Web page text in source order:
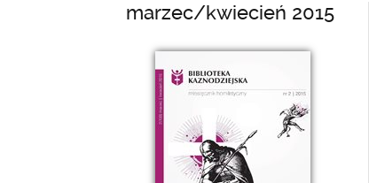
marzec/kwiecień 2015